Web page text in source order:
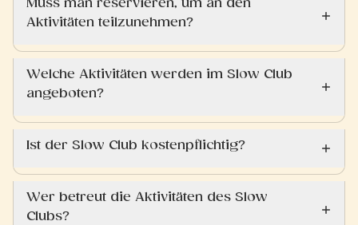
Muss man reservieren, um an den
Aktivitäten teilzunehmen?
Welche Aktivitäten werden im Slow Club
angeboten?
Ist der Slow Club kostenpflichtig?
Wer betreut die Aktivitäten des Slow
Clubs?